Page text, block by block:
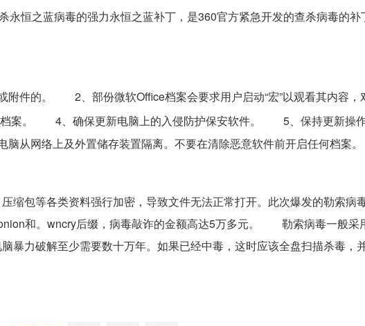
永恒之蓝病毒的强力永恒之蓝补丁，是360官方紧急开发的查杀病毒的补
件的。 2、部份微软Office档案会要求用户启动“宏”以观看其内容，
案。 4、确保更新电脑上的入侵防护保安软件。 5、保持更新操
网络上及外置储存装置隔离。不要在清除恶意软件前开启任何档案。
包等各类资料强行加密，导致文件无法正常打开。此次爆发的勒索病
和。wncry后缀，病毒敲诈的金额高达5万多元。 勒索病毒一般采
暴力破解至少需要数十万年。如果已经中毒，这时应该全盘扫描杀毒，